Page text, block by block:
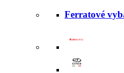
Ferratové